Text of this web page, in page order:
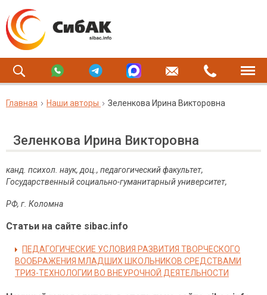
Главная Наши авторы Зеленкова Ирина Викторовна
Зеленкова Ирина Викторовна
канд. психол. наук, доц., педагогический факультет,
Государственный социально-гуманитарный университет,
РФ, г. Коломна
Статьи на сайте sibac.info
ПЕДАГОГИЧЕСКИЕ УСЛОВИЯ РАЗВИТИЯ ТВОРЧЕСКОГО
ВООБРАЖЕНИЯ МЛАДШИХ ШКОЛЬНИКОВ СРЕДСТВАМИ
ТРИЗ-ТЕХНОЛОГИИ ВО ВНЕУРОЧНОЙ ДЕЯТЕЛЬНОСТИ